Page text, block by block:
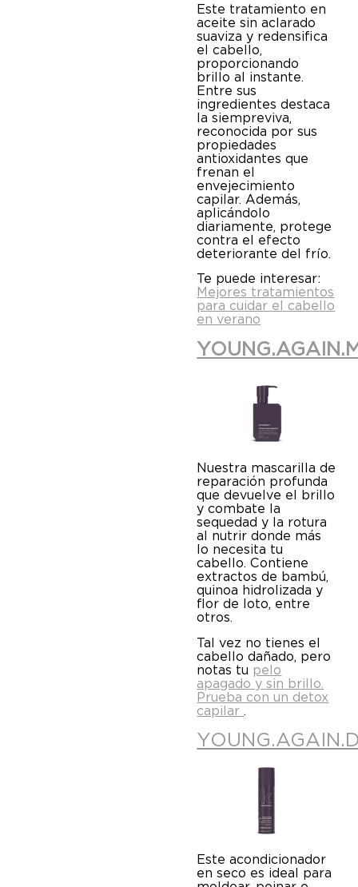
Este tratamiento en
aceite sin aclarado
suaviza y redensifica
el cabello,
proporcionando
brillo al instante.
Entre sus
ingredientes destaca
la siempreviva,
reconocida por sus
propiedades
antioxidantes que
frenan el
envejecimiento
capilar. Además,
aplicándolo
diariamente, protege
contra el efecto
deteriorante del frío.
Te puede interesar:
Mejores tratamientos
para cuidar el cabello
en verano
Nuestra mascarilla de
reparación profunda
que devuelve el brillo
y combate la
sequedad y la rotura
al nutrir donde más
lo necesita tu
cabello. Contiene
extractos de bambú,
quinoa hidrolizada y
flor de loto, entre
otros.
Tal vez no tienes el
cabello dañado, pero
notas tu pelo
apagado y sin brillo.
Prueba con un detox
capilar .
Este acondicionador
en seco es ideal para